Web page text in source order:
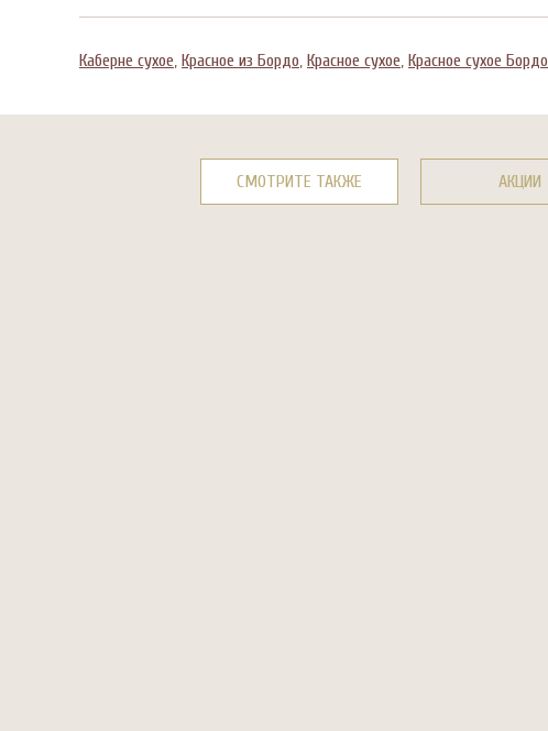
Каберне сухое, Красное из Бордо, Красное сухое, Красное сухое Бордо
СМОТРИТЕ ТАКЖЕ АКЦИИ